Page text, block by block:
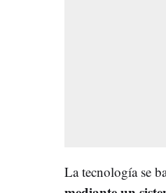
La tecnología se